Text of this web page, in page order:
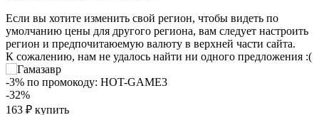
Если вы хотите изменить свой регион, чтобы видеть по
умолчанию цены для другого региона, вам следует настроить
регион и предпочитаюемую валюту в верхней части сайта.
К сожалению, нам не удалось найти ни одного предложения :(
-3% по промокоду: HOT-GAME3
-32%
163 ₽ купить